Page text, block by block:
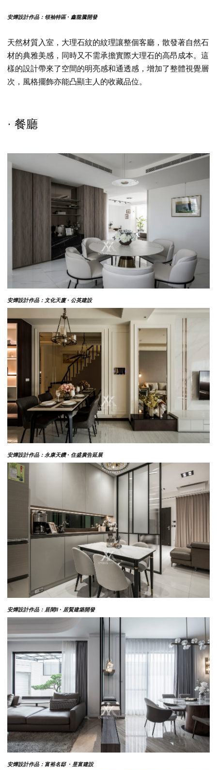
安燁設計作品：領袖特區 · 鑫龍騰開發
天然材質入室，大理石紋的紋理讓整個客廳，散發著自然石
材的典雅美感，同時又不需承擔實際大理石的高昂成本。這
樣的設計帶來了空間的明亮感和通透感，增加了整體視覺層
次，風格擺飾亦能凸顯主人的收藏品位。
· 餐廳
安燁設計作品：文化天廈 · 公英建設
安燁設計作品：永康天鑽 · 住盛廣告延展
安燁設計作品：居閑II · 居賢建築開發
安燁設計作品：富裕名邸 · 昱富建設